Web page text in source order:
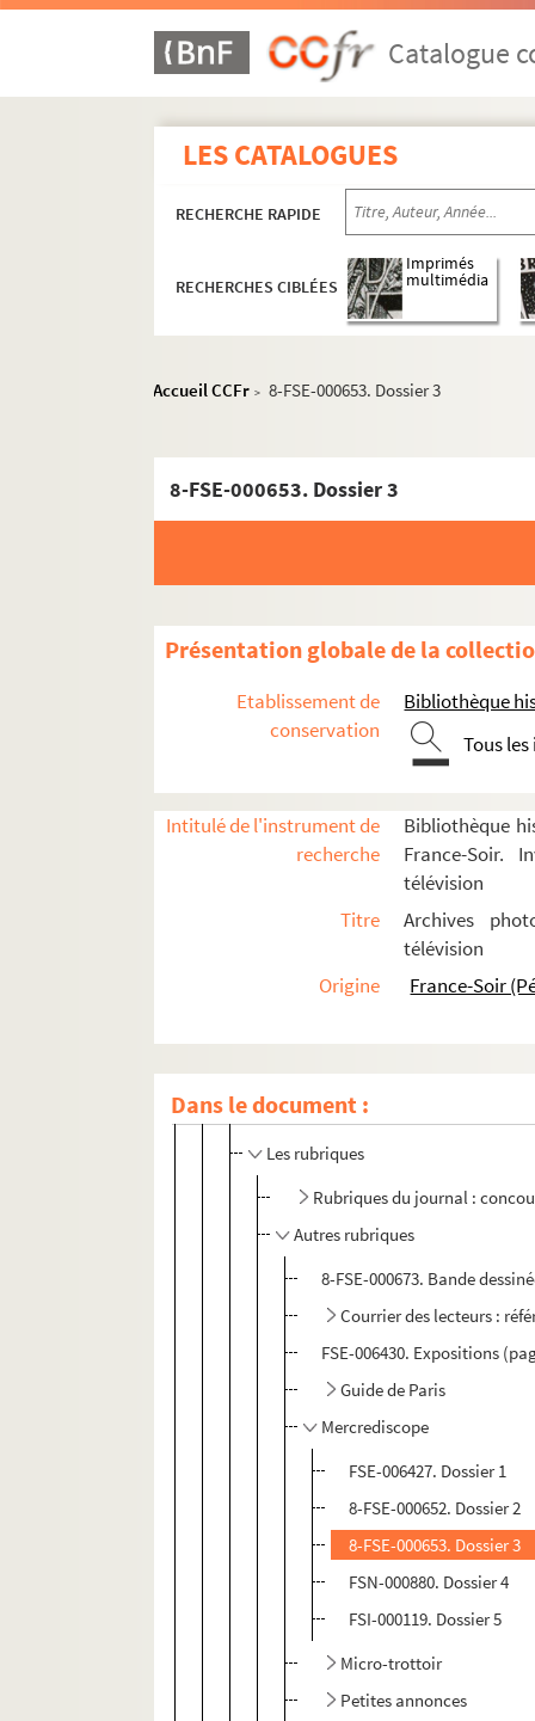
Catalogue
LES CATALOGUES
RECHERCHE RAPIDE
RECHERCHES CIBLÉES
Imprimés
multimédia
Accueil CCFr > 8-FSE-000653. Dossier 3
8-FSE-000653. Dossier 3
Présentation globale de la
Etablissement de
conservation
Bibliothèque
Tous
Intitulé de l'instrument de
recherche
Bibliothèque
France-Soir.
télévision
Titre
Archives
télévision
Origine
France-Soir
Dans le document :
Presse écrite
Avant la Deuxième Guerre mondiale
Titres et journaux créés pendant la
Titres et journaux créés après la Deuxième
France-Soir : 1945-2001
Les événements
Les rubriques
Rubriques du journal :
Autres rubriques
8-FSE-000673. Bande
Courrier des lecteurs :
FSE-006430. Expositions
Guide de Paris
Mercrediscope
FSE-006427. Dossier 1
8-FSE-000652. Dossier 2
8-FSE-000653. Dossier 3
FSN-000880. Dossier 4
FSI-000119. Dossier 5
Micro-trottoir
Petites annonces